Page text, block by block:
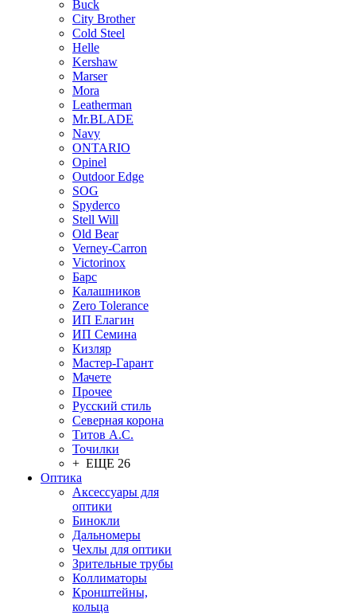
Buck
City Brother
Cold Steel
Helle
Kershaw
Marser
Mora
Leatherman
Mr.BLADE
Navy
ONTARIO
Opinel
Outdoor Edge
SOG
Spyderco
Stell Will
Old Bear
Verney-Carron
Victorinox
Барс
Калашников
Zero Tolerance
ИП Елагин
ИП Семина
Кизляр
Мастер-Гарант
Мачете
Прочее
Русский стиль
Северная корона
Титов А.С.
Точилки
+ ЕЩЕ 26
Оптика
Аксессуары для
оптики
Бинокли
Дальномеры
Чехлы для оптики
Зрительные трубы
Коллиматоры
Кронштейны,
кольца